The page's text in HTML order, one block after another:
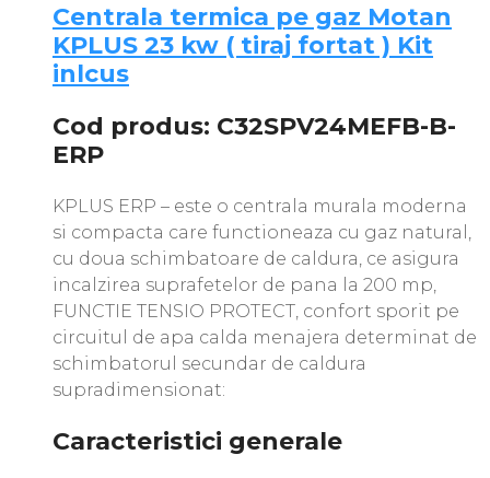
Centrala termica pe gaz Motan
KPLUS 23 kw ( tiraj fortat ) Kit
inlcus
Cod produs: C32SPV24MEFB-B-
ERP
KPLUS ERP – este o centrala murala moderna
si compacta care functioneaza cu gaz natural,
cu doua schimbatoare de caldura, ce asigura
incalzirea suprafetelor de pana la 200 mp,
FUNCTIE TENSIO PROTECT, confort sporit pe
circuitul de apa calda menajera determinat de
schimbatorul secundar de caldura
supradimensionat:
Caracteristici generale